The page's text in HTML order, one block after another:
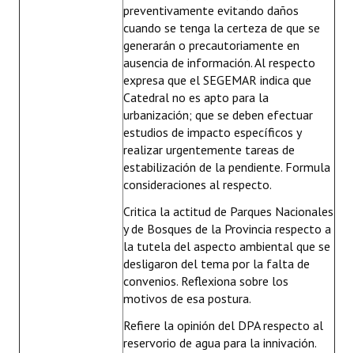
preventivamente evitando daños
cuando se tenga la certeza de que se
generarán o precautoriamente en
ausencia de información. Al respecto
expresa que el SEGEMAR indica que
Catedral no es apto para la
urbanización; que se deben efectuar
estudios de impacto específicos y
realizar urgentemente tareas de
estabilización de la pendiente. Formula
consideraciones al respecto.
Critica la actitud de Parques Nacionales
y de Bosques de la Provincia respecto a
la tutela del aspecto ambiental que se
desligaron del tema por la falta de
convenios. Reflexiona sobre los
motivos de esa postura.
Refiere la opinión del DPA respecto al
reservorio de agua para la innivación.